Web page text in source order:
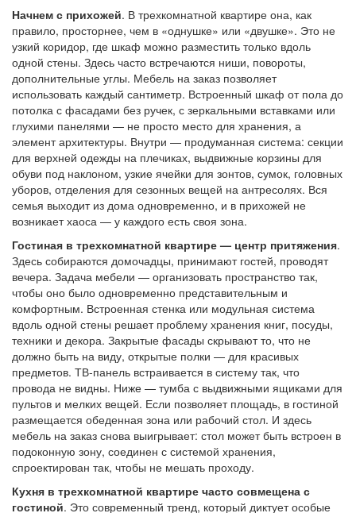
Начнем с прихожей. В трехкомнатной квартире она, как
правило, просторнее, чем в «однушке» или «двушке». Это не
узкий коридор, где шкаф можно разместить только вдоль
одной стены. Здесь часто встречаются ниши, повороты,
дополнительные углы. Мебель на заказ позволяет
использовать каждый сантиметр. Встроенный шкаф от пола до
потолка с фасадами без ручек, с зеркальными вставками или
глухими панелями — не просто место для хранения, а
элемент архитектуры. Внутри — продуманная система: секции
для верхней одежды на плечиках, выдвижные корзины для
обуви под наклоном, узкие ячейки для зонтов, сумок, головных
уборов, отделения для сезонных вещей на антресолях. Вся
семья выходит из дома одновременно, и в прихожей не
возникает хаоса — у каждого есть своя зона.
Гостиная в трехкомнатной квартире — центр притяжения.
Здесь собираются домочадцы, принимают гостей, проводят
вечера. Задача мебели — организовать пространство так,
чтобы оно было одновременно представительным и
комфортным. Встроенная стенка или модульная система
вдоль одной стены решает проблему хранения книг, посуды,
техники и декора. Закрытые фасады скрывают то, что не
должно быть на виду, открытые полки — для красивых
предметов. ТВ-панель встраивается в систему так, что
провода не видны. Ниже — тумба с выдвижными ящиками для
пультов и мелких вещей. Если позволяет площадь, в гостиной
размещается обеденная зона или рабочий стол. И здесь
мебель на заказ снова выигрывает: стол может быть встроен в
подоконную зону, соединен с системой хранения,
спроектирован так, чтобы не мешать проходу.
Кухня в трехкомнатной квартире часто совмещена с
гостиной. Это современный тренд, который диктует особые